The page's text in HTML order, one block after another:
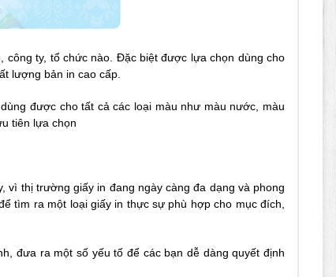
công ty, tổ chức nào. Đặc biệt được lựa chọn dùng cho
lượng bản in cao cấp.
được cho tất cả các loại màu như màu nước, màu
tiên lựa chọn
vì thị trường giấy in đang ngày càng đa dạng và phong
tìm ra một loại giấy in thực sự phù hợp cho mục đích,
đưa ra một số yếu tố để các bạn dễ dàng quyết định